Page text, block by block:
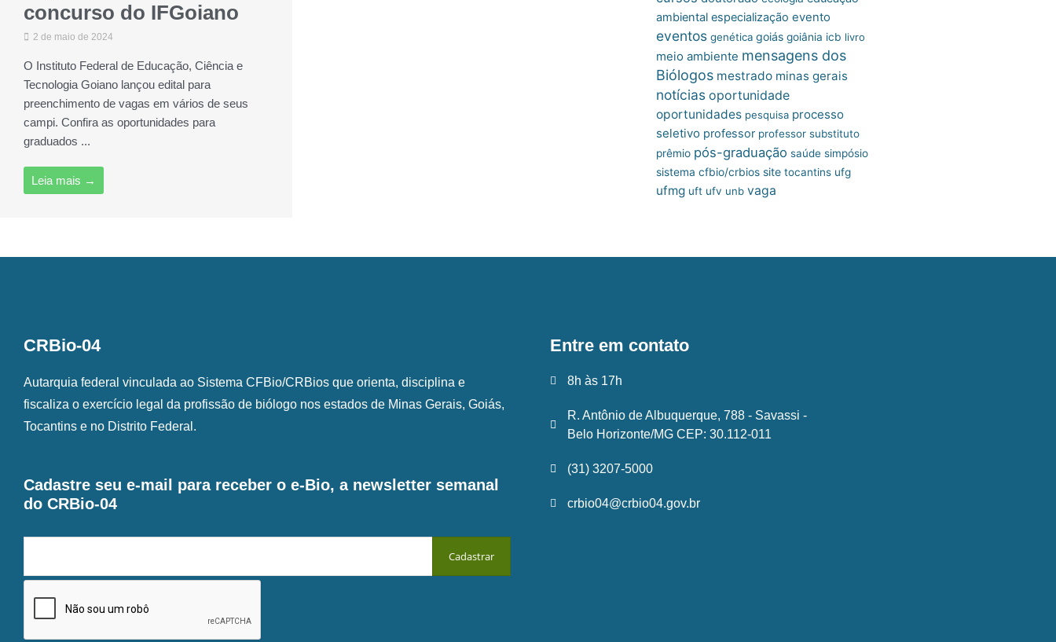
concurso do IFGoiano
2 de maio de 2024
O Instituto Federal de Educação, Ciência e
Tecnologia Goiano lançou edital para
preenchimento de vagas em vários de seus
campi. Confira as oportunidades para
graduados ...
Leia mais →
ambiental especialização evento
eventos genética goiás goiânia icb livro
meio ambiente mensagens dos
Biólogos mestrado minas gerais
notícias oportunidade
oportunidades pesquisa processo
seletivo professor professor substituto
prêmio pós-graduação saúde simpósio
sistema cfbio/crbios site tocantins ufg
ufmg uft ufv unb vaga
CRBio-04
Autarquia federal vinculada ao Sistema CFBio/CRBios que orienta, disciplina e
fiscaliza o exercício legal da profissão de biólogo nos estados de Minas Gerais, Goiás,
Tocantins e no Distrito Federal.
Cadastre seu e-mail para receber o e-Bio, a newsletter semanal
do CRBio-04
Entre em contato
8h às 17h
R. Antônio de Albuquerque, 788 - Savassi -
Belo Horizonte/MG CEP: 30.112-011
(31) 3207-5000
crbio04@crbio04.gov.br